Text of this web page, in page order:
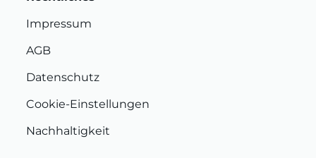
Impressum
AGB
Datenschutz
Cookie-Einstellungen
Nachhaltigkeit